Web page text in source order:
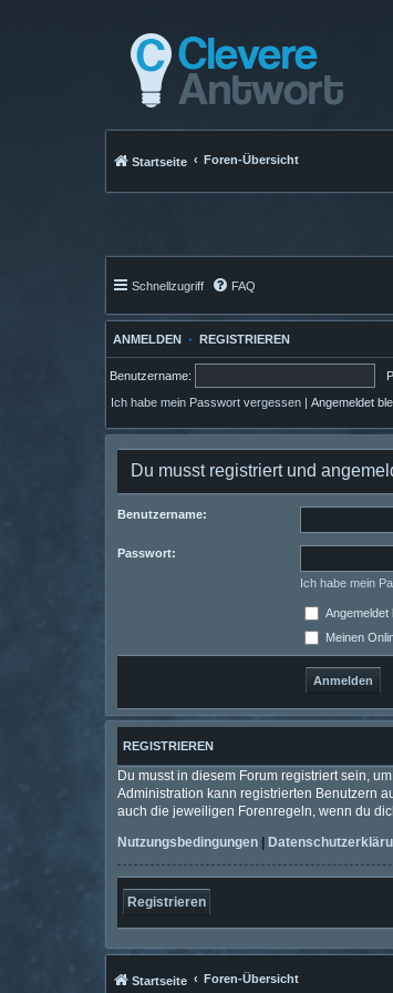
Startseite Foren-Übersicht
Schnellzugriff FAQ
ANMELDEN • REGISTRIEREN
Benutzername:
Ich habe mein Passwort vergessen Angemeldet
Du musst registriert und
Benutzername:
Passwort:
Ich habe mein
Angemeldet
Meinen
REGISTRIEREN
Du musst in diesem Forum registriert sein,
Administration kann registrierten Benutzern
auch die jeweiligen Forenregeln, wenn du
Nutzungsbedingungen
Registrieren
Startseite Foren-Übersicht